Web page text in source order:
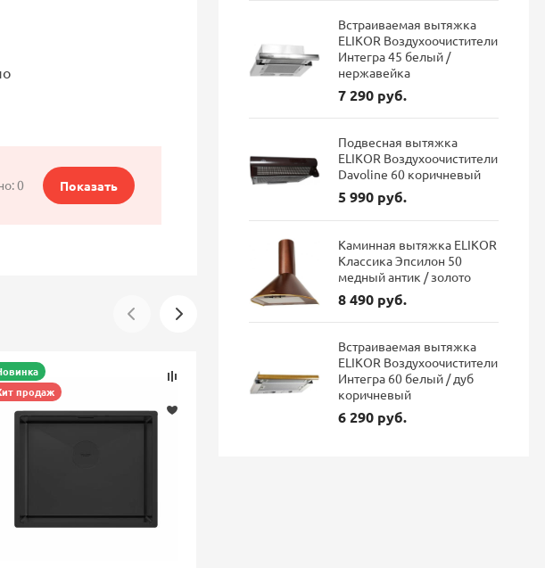
0 Показать
продаж
Скидка
-16%
Скидка
Встраиваемая вытяжка
ELIKOR Воздухоочистители
Интегра 45 белый /
нержавейка
7 290 руб.
Подвесная вытяжка
ELIKOR Воздухоочистители
Davoline 60 коричневый
5 990 руб.
Каминная вытяжка ELIKOR
Классика Эпсилон 50
медный антик / золото
8 490 руб.
Встраиваемая вытяжка
ELIKOR Воздухоочистители
Интегра 60 белый / дуб
коричневый
6 290 руб.